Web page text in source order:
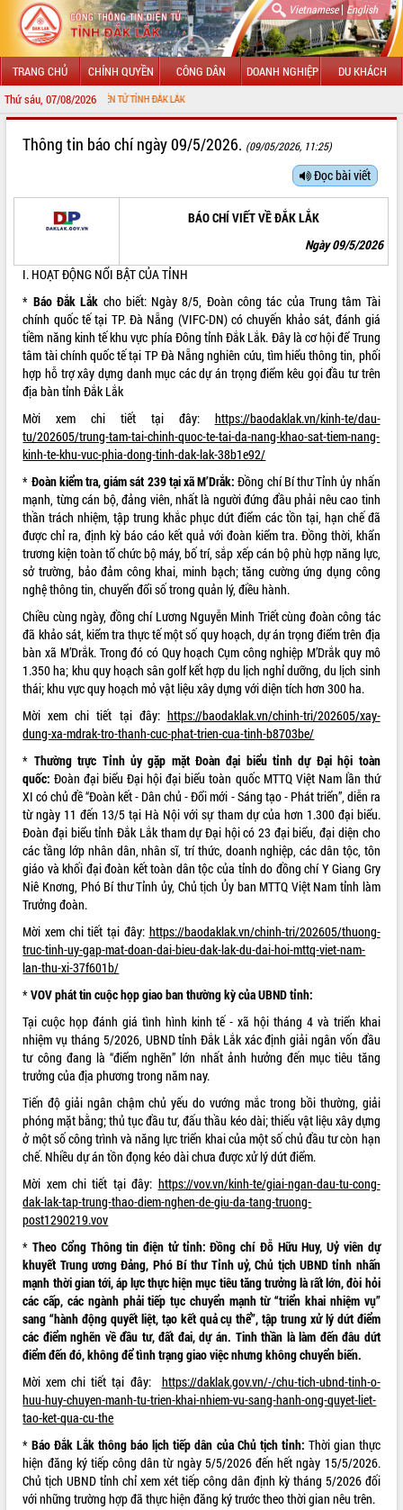
Vietnamese| English
TRANG CHỦ CHÍNH QUYỀN CÔNG DÂN DOANH NGHIỆP DU KHÁCH
Thứ sáu, 07/08/2026
TIN ĐIỆN TỬ TỈNH ĐẮK LẮK
UBND CÁC XÃ, PHƯỜNG
THÔNG TIN CHỈ ĐẠO ĐIỀU HÀNH
HỆ THỐNG VĂN BẢN
VĂN BẢN HĐND TỈNH
ĐIỂM TIN VĂN BẢN
QUY HOẠCH - KẾ HOẠCH
VIDEO
và tặng quà người dân xã Cư Pui
Hội nghị UBND tỉnh Đắk Lắk thường kỳ
tháng 7/2026
Nam Anh hùng” và trao Huân chương
Lao động
UBND tỉnh Đắk Lắk triển khai nhiệm
vụ 6 tháng cuối năm 2026
Kỳ họp thứ Hai, Hội đồng nhân dân
tỉnh khóa XI quyết nghị nhiều nội dung
quan trọng
Bí thư Tỉnh ủy Lương Nguyễn Minh
Triết thăm, tặng quà người có công với
cách mạng
Rà soát, hoàn thiện hệ thống thiết chế
văn hóa, thể thao đáp ứng yêu cầu
phát triển mới
Thường trực HĐND tỉnh Đắk Lắk gặp
mặt Đoàn chuyên gia y tế TP. Hồ Chí
Minh
Lễ truy điệu và an táng hài cốt liệt sĩ
tại Nghĩa trang Liệt sĩ xã Sơn Hòa
Bàn giải pháp tháo gỡ khó khăn trong
xuất khẩu sầu riêng và triển khai quy
định EUDR
ALBUM ẢNH
LIÊN KẾT WEB
THỐNG KÊ TRUY CẬP
Hôm nay: 27684
Tất cả: 66040424
Thông tin báo chí ngày 09/5/2026. (09/05/2026, 11:25)
Đọc bài viết
BÁO CHÍ VIẾT VỀ ĐẮK LẮK
Ngày 09/5/2026
I. HOẠT ĐỘNG NỔI BẬT CỦA TỈNH
* Báo Đắk Lắk cho biết: Ngày 8/5, Đoàn công tác của Trung tâm Tài
chính quốc tế tại TP. Đà Nẵng (VIFC-DN) có chuyến khảo sát, đánh giá
tiềm năng kinh tế khu vực phía Đông tỉnh Đắk Lắk. Đây là cơ hội để Trung
tâm tài chính quốc tế tại TP Đà Nẵng nghiên cứu, tìm hiểu thông tin, phối
hợp hỗ trợ xây dựng danh mục các dự án trọng điểm kêu gọi đầu tư trên
địa bàn tỉnh Đắk Lắk
Mời xem chi tiết tại đây: https://baodaklak.vn/kinh-te/dau-
tu/202605/trung-tam-tai-chinh-quoc-te-tai-da-nang-khao-sat-tiem-nang-
kinh-te-khu-vuc-phia-dong-tinh-dak-lak-38b1e92/
* Đoàn kiểm tra, giám sát 239 tại xã M’Drắk:Đồng chí Bí thư Tỉnh ủy nhấn
mạnh, từng cán bộ, đảng viên, nhất là người đứng đầu phải nêu cao tinh
thần trách nhiệm, tập trung khắc phục dứt điểm các tồn tại, hạn chế đã
được chỉ ra, định kỳ báo cáo kết quả với đoàn kiểm tra. Đồng thời, khẩn
trương kiện toàn tổ chức bộ máy, bố trí, sắp xếp cán bộ phù hợp năng lực,
sở trường, bảo đảm công khai, minh bạch; tăng cường ứng dụng công
nghệ thông tin, chuyển đổi số trong quản lý, điều hành.
Chiều cùng ngày, đồng chí Lương Nguyễn Minh Triết cùng đoàn công tác
đã khảo sát, kiểm tra thực tế một số quy hoạch, dự án trọng điểm trên địa
bàn xã M’Drắk. Trong đó có Quy hoạch Cụm công nghiệp M’Drắk quy mô
1.350 ha; khu quy hoạch sân golf kết hợp du lịch nghỉ dưỡng, du lịch sinh
thái; khu vực quy hoạch mỏ vật liệu xây dựng với diện tích hơn 300 ha.
Mời xem chi tiết tại đây: https://baodaklak.vn/chinh-tri/202605/xay-
dung-xa-mdrak-tro-thanh-cuc-phat-trien-cua-tinh-b8703be/
* Thường trực Tỉnh ủy gặp mặt Đoàn đại biểu tỉnh dự Đại hội toàn
quốc: Đoàn đại biểu Đại hội đại biểu toàn quốc MTTQ Việt Nam lần thứ
XI có chủ đề “Đoàn kết - Dân chủ - Đổi mới - Sáng tạo - Phát triển”, diễn ra
từ ngày 11 đến 13/5 tại Hà Nội với sự tham dự của hơn 1.300 đại biểu.
Đoàn đại biểu tỉnh Đắk Lắk tham dự Đại hội có 23 đại biểu, đại diện cho
các tầng lớp nhân dân, nhân sĩ, trí thức, doanh nghiệp, các dân tộc, tôn
giáo và khối đại đoàn kết toàn dân tộc của tỉnh do đồng chí Y Giang Gry
Niê Knơng, Phó Bí thư Tỉnh ủy, Chủ tịch Ủy ban MTTQ Việt Nam tỉnh làm
Trưởng đoàn.
Mời xem chi tiết tại đây: https://baodaklak.vn/chinh-tri/202605/thuong-
truc-tinh-uy-gap-mat-doan-dai-bieu-dak-lak-du-dai-hoi-mttq-viet-nam-
lan-thu-xi-37f601b/
*VOV phát tin cuộc họp giao ban thường kỳ của UBND tỉnh:
Tại cuộc họp đánh giá tình hình kinh tế - xã hội tháng 4 và triển khai
nhiệm vụ tháng 5/2026, UBND tỉnh Đắk Lắk xác định giải ngân vốn đầu
tư công đang là “điểm nghẽn” lớn nhất ảnh hưởng đến mục tiêu tăng
trưởng của địa phương trong năm nay.
Tiến độ giải ngân chậm chủ yếu do vướng mắc trong bồi thường, giải
phóng mặt bằng; thủ tục đầu tư, đấu thầu kéo dài; thiếu vật liệu xây dựng
ở một số công trình và năng lực triển khai của một số chủ đầu tư còn hạn
chế. Nhiều dự án tồn đọng kéo dài chưa được xử lý dứt điểm.
Mời xem chi tiết tại đây: https://vov.vn/kinh-te/giai-ngan-dau-tu-cong-
dak-lak-tap-trung-thao-diem-nghen-de-giu-da-tang-truong-
post1290219.vov
*Theo Cổng Thông tin điện tử tỉnh:Đồng chí Đỗ Hữu Huy, Uỷ viên dự
khuyết Trung ương Đảng, Phó Bí thư Tỉnh uỷ, Chủ tịch UBND tỉnh nhấn
mạnh thời gian tới, áp lực thực hiện mục tiêu tăng trưởng là rất lớn, đòi hỏi
các cấp, các ngành phải tiếp tục chuyển mạnh từ “triển khai nhiệm vụ”
sang “hành động quyết liệt, tạo kết quả cụ thể”, tập trung xử lý dứt điểm
các điểm nghẽn về đầu tư, đất đai, dự án. Tinh thần là làm đến đâu dứt
điểm đến đó, không để tình trạng giao việc nhưng không chuyển biến.
Mời xem chi tiết tại đây: https://daklak.gov.vn/-/chu-tich-ubnd-tinh-o-
huu-huy-chuyen-manh-tu-trien-khai-nhiem-vu-sang-hanh-ong-quyet-liet-
tao-ket-qua-cu-the
*Báo Đắk Lắk thông báo lịch tiếp dân của Chủ tịch tỉnh: Thời gian thực
hiện đăng ký tiếp công dân từ ngày 5/5/2026 đến hết ngày 15/5/2026.
Chủ tịch UBND tỉnh chỉ xem xét tiếp công dân định kỳ tháng 5/2026 đối
với những trường hợp đã thực hiện đăng ký trước theo thời gian nêu trên.